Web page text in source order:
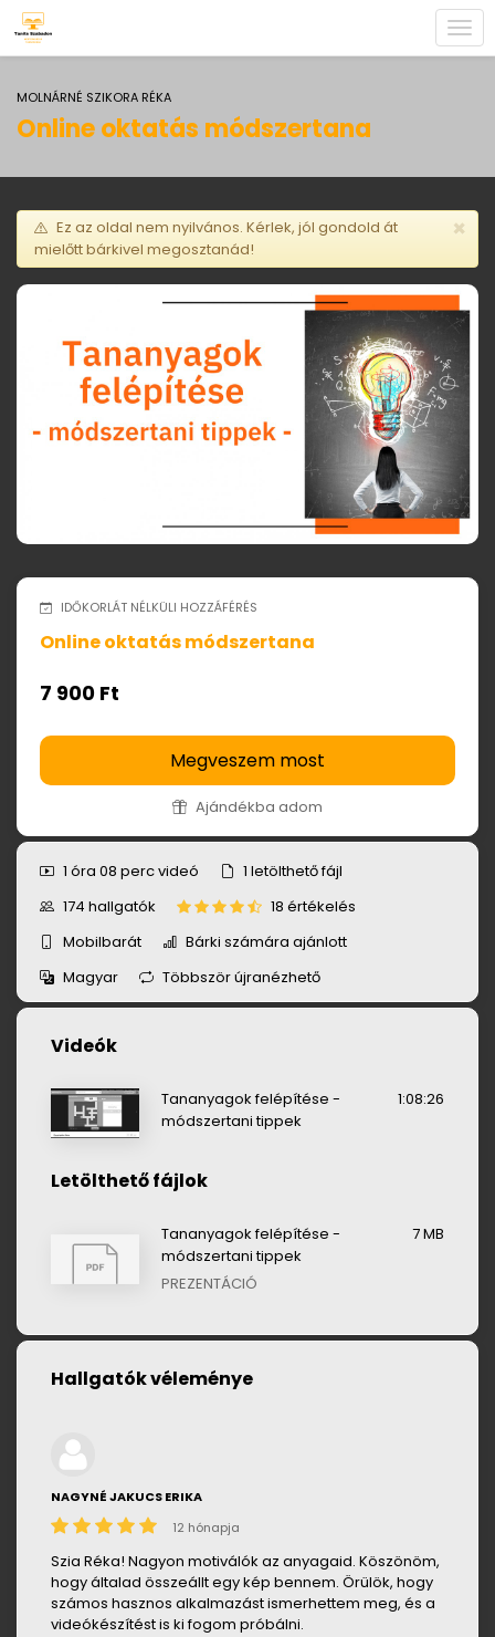
MOLNÁRNÉ SZIKORA RÉKA
Online oktatás módszertana
×
Ez az oldal nem nyilvános. Kérlek, jól gondold át
mielőtt bárkivel megosztanád!
IDŐKORLÁT NÉLKÜLI HOZZÁFÉRÉS
Online oktatás módszertana
7 900 Ft
Megveszem most
Ajándékba adom
1 óra 08 percvideó 1 letölthető fájl
174 hallgatók
18 értékelés
Mobilbarát
Bárki számára ajánlott
Magyar
Többször újranézhető
Videók
Tananyagok felépítése -
módszertani tippek
1:08:26
Letölthető fájlok
Tananyagok felépítése -
módszertani tippek
7 MB
PREZENTÁCIÓ
Hallgatók véleménye
NAGYNÉ JAKUCS ERIKA
12 hónapja
Szia Réka! Nagyon motiválók az anyagaid. Köszönöm,
hogy általad összeállt egy kép bennem. Örülök, hogy
számos hasznos alkalmazást ismerhettem meg, és a
videókészítést is ki fogom próbálni.